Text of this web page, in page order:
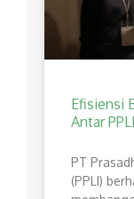
Efisiensi
Antar
PT
(PPLI)